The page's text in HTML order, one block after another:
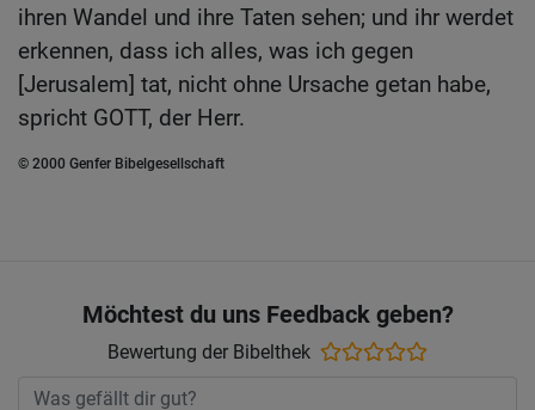
ihren Wandel und ihre Taten sehen; und ihr werdet
erkennen, dass ich alles, was ich gegen
[Jerusalem] tat, nicht ohne Ursache getan habe,
spricht GOTT, der Herr.
© 2000 Genfer Bibelgesellschaft
Möchtest du uns Feedback geben?
Bewertung der Bibelthek